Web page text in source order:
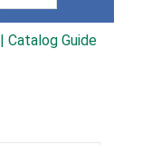
Catalog Guide